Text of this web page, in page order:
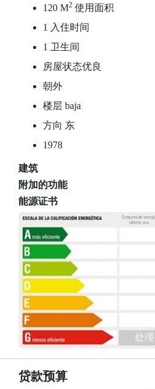
120 M2 使用面积
1 入住时间
1 卫生间
房屋状态优良
朝外
楼层 baja
方向 东
1978
建筑
附加的功能
能源证书
处
贷款预算